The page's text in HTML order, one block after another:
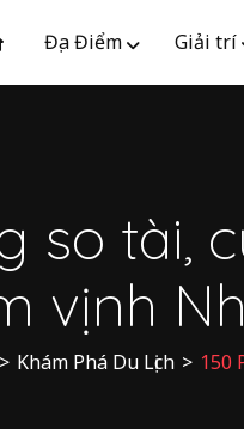
Địa Điểm Giải trí
so tài,
vịnh
> Khám Phá Du Lịch > 150